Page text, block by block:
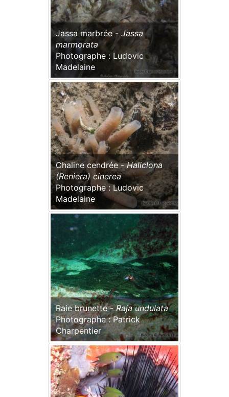
Jassa marbrée - Jassa
marmorata
Photographe : Ludovic
Madelaine
Chaline cendrée -Haliclona
(Reniera) cinerea
Photographe : Ludovic
Madelaine
Raie brunette -Raja undulata
Photographe : Patrick
Charpentier